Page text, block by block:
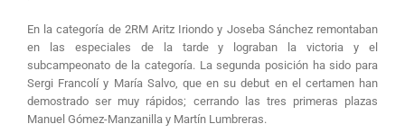
En la categoría de 2RM Aritz Iriondo y Joseba Sánchez remontaban
en las especiales de la tarde y lograban la victoria y el
subcampeonato de la categoría. La segunda posición ha sido para
Sergi Francolí y María Salvo, que en su debut en el certamen han
demostrado ser muy rápidos; cerrando las tres primeras plazas
Manuel Gómez-Manzanilla y Martín Lumbreras.